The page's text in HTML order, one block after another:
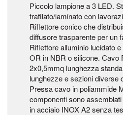
Piccolo lampione a 3 LED.
trafilato/laminato con
Riflettore conico che
diffusore trasparente per un
Riflettore alluminio lucidato
OR in NBR o silicone. Cavo
2x0,5mmq lunghezza
lunghezze e sezioni diverse
Pressa cavo in poliammide
componenti sono
in acciaio INOX A2 senza